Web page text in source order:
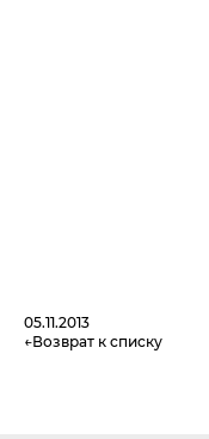
05.11.2013
Возврат к списку